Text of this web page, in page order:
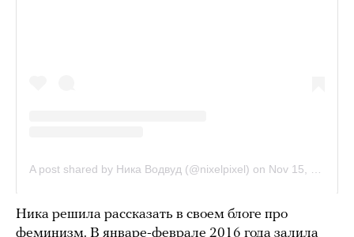
Ника решила рассказать в своем блоге про
феминизм. В январе-феврале 2016 года залила